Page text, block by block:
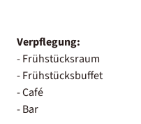
Verpflegung:
- Frühstücksraum
- Frühstücksbuffet
- Café
- Bar